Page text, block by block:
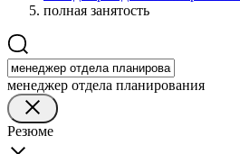
полная занятость
менеджер отдела планирования
Резюме